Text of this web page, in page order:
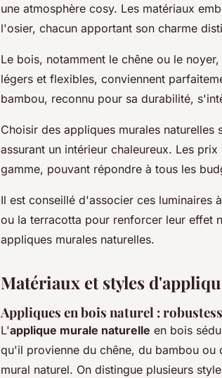
une atmosphère cosy. Les matériaux
l'osier, chacun apportant son charme
Le bois, notamment le chêne ou le
légers et flexibles, conviennent
bambou, reconnu pour sa durabilité,
Choisir des appliques murales
assurant un intérieur chaleureux. Les
gamme, pouvant répondre à tous les
Il est conseillé d'associer ces luminaires
ou la terracotta pour renforcer leur effet
appliques murales naturelles.
Matériaux et styles
Appliques en bois naturel :
L'applique murale naturelle en bois
qu'il provienne du chêne, du bambou
mural naturel. On distingue plusieurs